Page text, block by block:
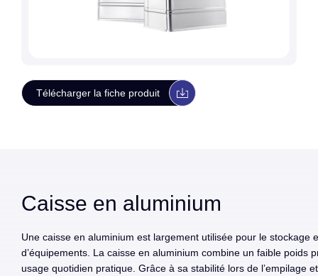
Télécharger la fiche produit
Caisse en aluminium
Une caisse en aluminium est largement utilisée pour le
d’équipements. La caisse en aluminium combine un faible
usage quotidien pratique. Grâce à sa stabilité lors de l’empilage